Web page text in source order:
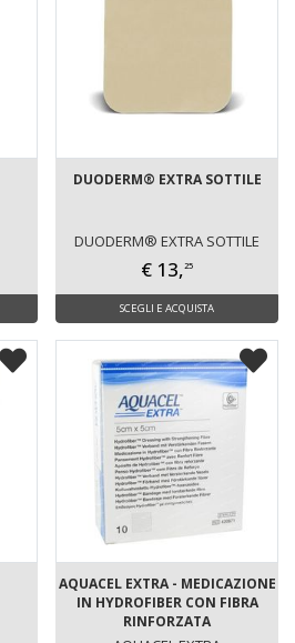
DUODERM® EXTRA SOTTILE
DUODERM® EXTRA SOTTILE
€ 13,25
SCEGLI E ACQUISTA
AQUACEL EXTRA - MEDICAZIONE
IN HYDROFIBER CON FIBRA
RINFORZATA